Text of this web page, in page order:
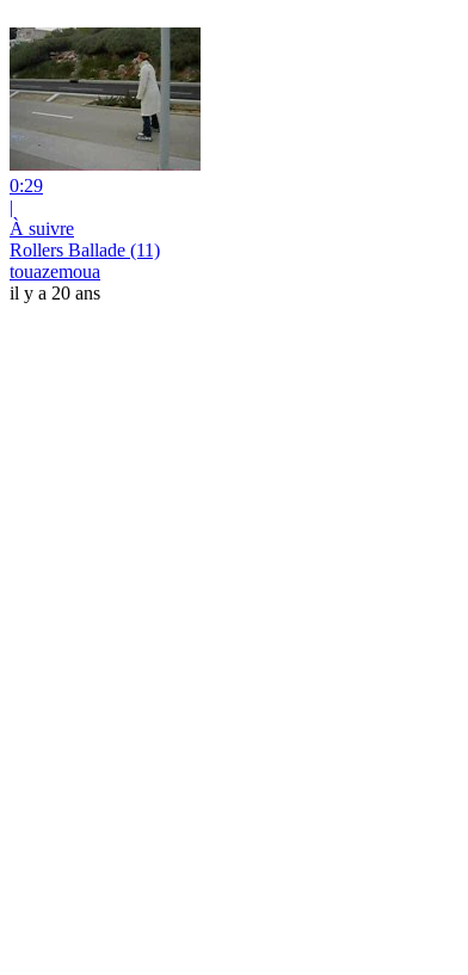
0:29
|
À suivre
Rollers Ballade (11)
touazemoua
il y a 20 ans